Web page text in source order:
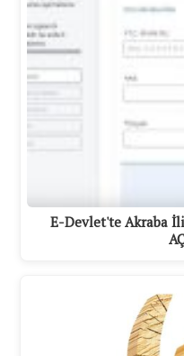
E-Devlet'te Akraba